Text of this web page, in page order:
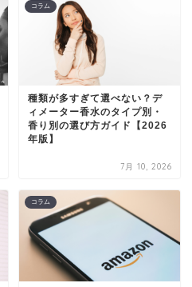
コラム
種類が多すぎて選べない？デ
ィメーター香水のタイプ別・
香り別の選び方ガイド【2026
年版】
7月 10, 2026
コラム